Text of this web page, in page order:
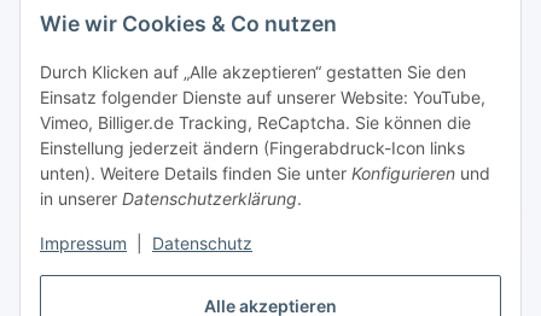
Alle akzeptieren
Wie wir Cookies & Co nutzen
Durch Klicken auf „Alle akzeptieren“ gestatten Sie den
Einsatz folgender Dienste auf unserer Website: YouTube,
Vimeo, Billiger.de Tracking, ReCaptcha. Sie können die
Einstellung jederzeit ändern (Fingerabdruck-Icon links
unten). Weitere Details finden Sie unter Konfigurieren und
in unserer Datenschutzerklärung.
Impressum Datenschutz
Beliebte Kategorien
Kompressionsversorgung
Vertrag widerrufen